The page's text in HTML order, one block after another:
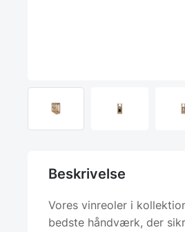
Beskrivelse
Vores vinreoler i
bedste håndværk, der